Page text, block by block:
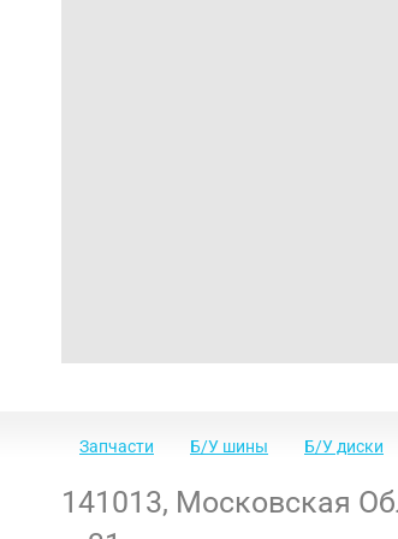
Запчасти Б/У шины Б/У диски
141013, Московская